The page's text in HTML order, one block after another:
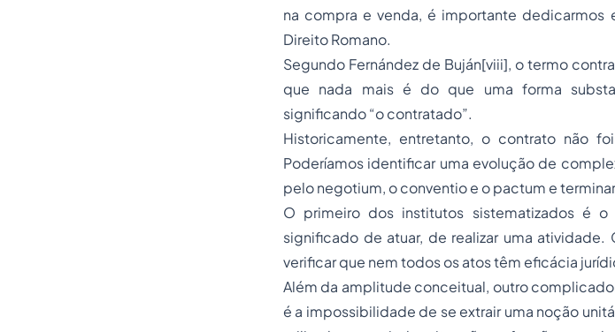
na compra e venda, é importante
Direito Romano.
Segundo Fernández de Buján[viii], o termo
que nada mais é do que uma forma
significando “o contratado”.
Historicamente, entretanto, o contrato não
Poderíamos identificar uma evolução de
pelo negotium, o conventio e o pactum e
O primeiro dos institutos sistematizados é
significado de atuar, de realizar uma
verificar que nem todos os atos têm eficácia
Além da amplitude conceitual, outro
é a impossibilidade de se extrair uma noção